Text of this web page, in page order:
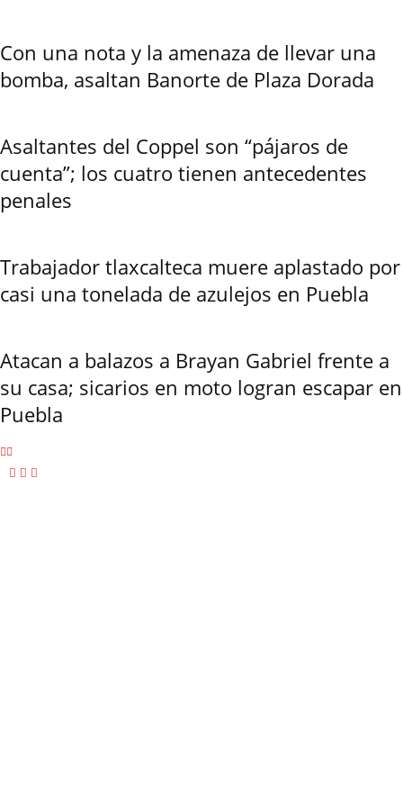
Con una nota y la amenaza de llevar una
bomba, asaltan Banorte de Plaza Dorada
Asaltantes del Coppel son “pájaros de
cuenta”; los cuatro tienen antecedentes
penales
Trabajador tlaxcalteca muere aplastado por
casi una tonelada de azulejos en Puebla
Atacan a balazos a Brayan Gabriel frente a
su casa; sicarios en moto logran escapar en
Puebla